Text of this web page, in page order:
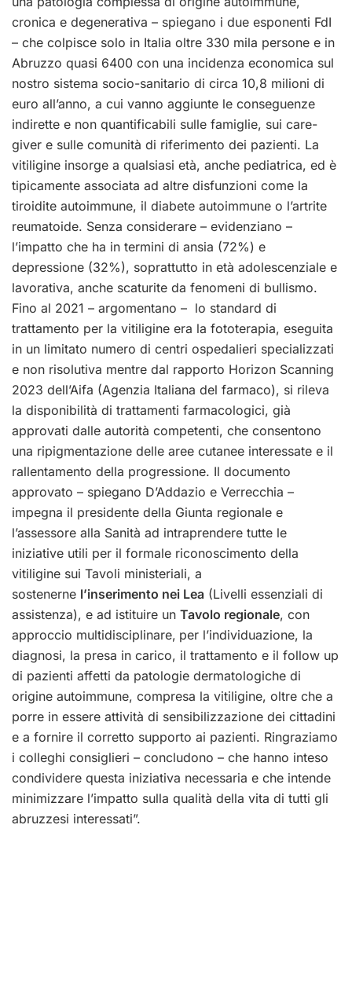
cronica e degenerativa – spiegano i due esponenti FdI
– che colpisce solo in Italia oltre 330 mila persone e in
Abruzzo quasi 6400 con una incidenza economica sul
nostro sistema socio-sanitario di circa 10,8 milioni di
euro all’anno, a cui vanno aggiunte le conseguenze
indirette e non quantificabili sulle famiglie, sui care-
giver e sulle comunità di riferimento dei pazienti. La
vitiligine insorge a qualsiasi età, anche pediatrica, ed è
tipicamente associata ad altre disfunzioni come la
tiroidite autoimmune, il diabete autoimmune o l’artrite
reumatoide. Senza considerare – evidenziano –
l’impatto che ha in termini di ansia (72%) e
depressione (32%), soprattutto in età adolescenziale e
lavorativa, anche scaturite da fenomeni di bullismo.
Fino al 2021 – argomentano – lo standard di
trattamento per la vitiligine era la fototerapia, eseguita
in un limitato numero di centri ospedalieri specializzati
e non risolutiva mentre dal rapporto Horizon Scanning
2023 dell’Aifa (Agenzia Italiana del farmaco), si rileva
la disponibilità di trattamenti farmacologici, già
approvati dalle autorità competenti, che consentono
una ripigmentazione delle aree cutanee interessate e il
rallentamento della progressione. Il documento
approvato – spiegano D’Addazio e Verrecchia –
impegna il presidente della Giunta regionale e
l’assessore alla Sanità ad intraprendere tutte le
iniziative utili per il formale riconoscimento della
vitiligine sui Tavoli ministeriali, a
sostenerne l’inserimento nei Lea (Livelli essenziali di
assistenza), e ad istituire un Tavolo regionale, con
approccio multidisciplinare, per l’individuazione, la
diagnosi, la presa in carico, il trattamento e il follow up
di pazienti affetti da patologie dermatologiche di
origine autoimmune, compresa la vitiligine, oltre che a
porre in essere attività di sensibilizzazione dei cittadini
e a fornire il corretto supporto ai pazienti. Ringraziamo
i colleghi consiglieri – concludono – che hanno inteso
condividere questa iniziativa necessaria e che intende
minimizzare l’impatto sulla qualità della vita di tutti gli
abruzzesi interessati”.